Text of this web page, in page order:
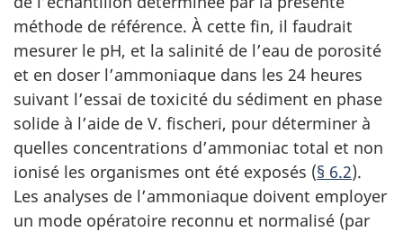
méthode de référence. À cette fin, il faudrait
mesurer le pH, et la salinité de l’eau de porosité
et en doser l’ammoniaque dans les 24 heures
suivant l’essai de toxicité du sédiment en phase
solide à l’aide de V. fischeri, pour déterminer à
quelles concentrations d’ammoniac total et non
ionisé les organismes ont été exposés (§ 6.2).
Les analyses de l’ammoniaque doivent employer
un mode opératoire reconnu et normalisé (par